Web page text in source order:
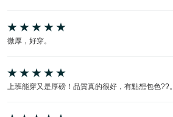
微厚，好穿。
上班能穿又是厚磅！品質真的很好，有點想包色??。